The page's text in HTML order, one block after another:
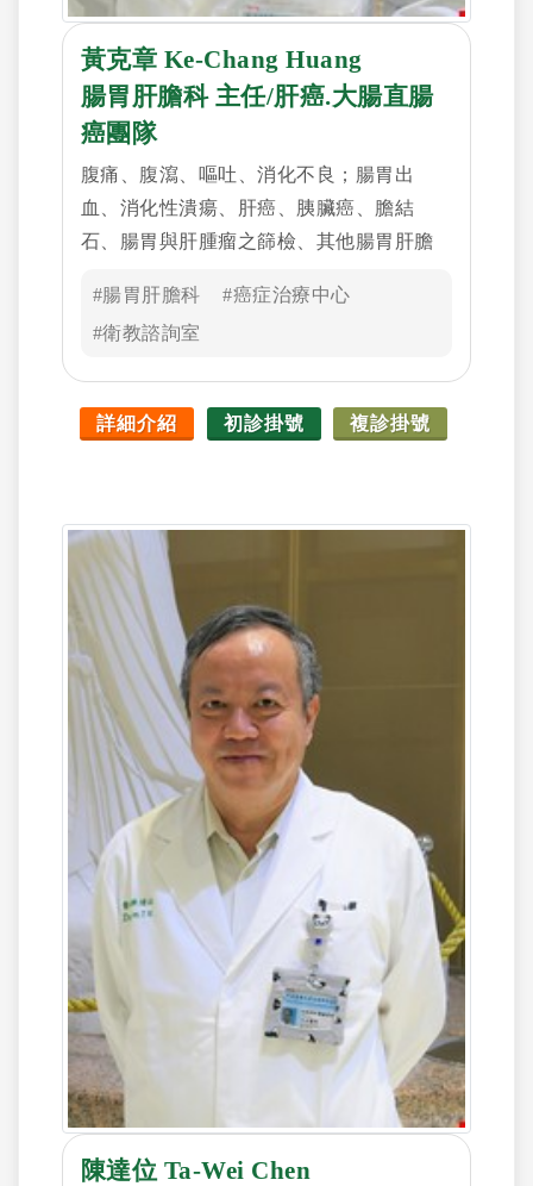
黃克章 Ke-Chang Huang
腸胃肝膽科 主任/肝癌.大腸直腸
癌團隊
腹痛、腹瀉、嘔吐、消化不良；腸胃出
血、消化性潰瘍、肝癌、胰臟癌、膽結
石、腸胃與肝腫瘤之篩檢、其他腸胃肝膽
#腸胃肝膽科
#癌症治療中心
#衛教諮詢室
詳細介紹 初診掛號 複診掛號
陳達位 Ta-Wei Chen